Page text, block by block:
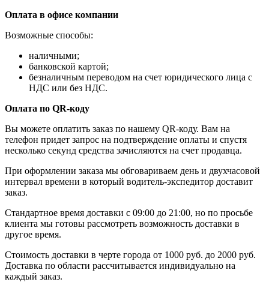
Оплата в офисе компании
Возможные способы:
наличными;
банковской картой;
безналичным переводом на счет юридического лица с
НДС или без НДС.
Оплата по QR-коду
Вы можете оплатить заказ по нашему QR-коду. Вам на
телефон придет запрос на подтверждение оплаты и спустя
несколько секунд средства зачисляются на счет продавца.
При оформлении заказа мы обговариваем день и двухчасовой
интервал времени в который водитель-экспедитор доставит
заказ.
Стандартное время доставки с 09:00 до 21:00, но по просьбе
клиента мы готовы рассмотреть возможность доставки в
другое время.
Стоимость доставки в черте города от 1000 руб. до 2000 руб.
Доставка по области рассчитывается индивидуально на
каждый заказ.